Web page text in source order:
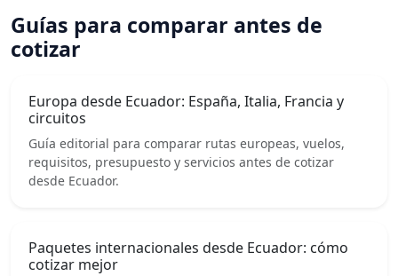
Guías para comparar antes de
cotizar
Europa desde Ecuador: España, Italia, Francia y
circuitos
Guía editorial para comparar rutas europeas, vuelos,
requisitos, presupuesto y servicios antes de cotizar
desde Ecuador.
Paquetes internacionales desde Ecuador: cómo
cotizar mejor